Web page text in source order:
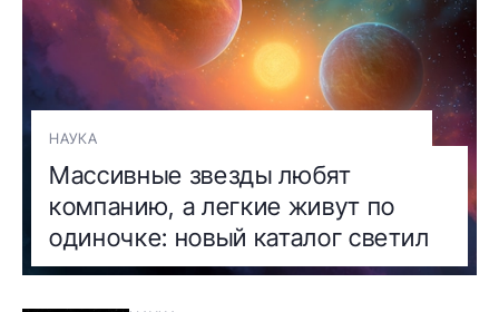
НАУКА
Массивные звезды любят
компанию, а легкие живут по
одиночке: новый каталог светил